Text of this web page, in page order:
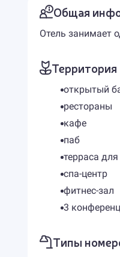
Общая
Отель занимает
Территория
открытый
рестораны
кафе
паб
терраса для
спа-центр
фитнес-зал
3
Типы